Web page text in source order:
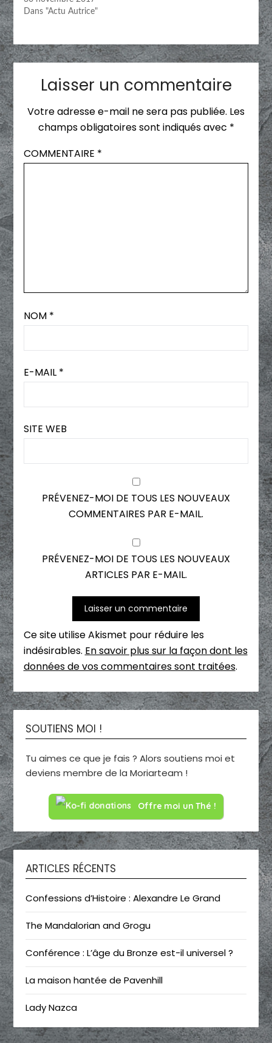
Dans "Actu Autrice"
Laisser un commentaire
Votre adresse e-mail ne sera pas publiée. Les
champs obligatoires sont indiqués avec *
COMMENTAIRE *
NOM *
E-MAIL *
SITE WEB
PRÉVENEZ-MOI DE TOUS LES NOUVEAUX
COMMENTAIRES PAR E-MAIL.
PRÉVENEZ-MOI DE TOUS LES NOUVEAUX
ARTICLES PAR E-MAIL.
Ce site utilise Akismet pour réduire les
indésirables. En savoir plus sur la façon dont les
données de vos commentaires sont traitées.
SOUTIENS MOI !
Tu aimes ce que je fais ? Alors soutiens moi et
deviens membre de la Moriarteam !
Offre moi un Thé !
ARTICLES RÉCENTS
Confessions d’Histoire : Alexandre Le Grand
The Mandalorian and Grogu
Conférence : L’âge du Bronze est-il universel ?
La maison hantée de Pavenhill
Lady Nazca